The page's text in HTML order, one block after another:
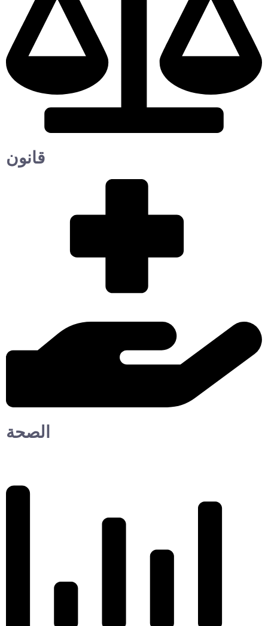
قانون
الصحة